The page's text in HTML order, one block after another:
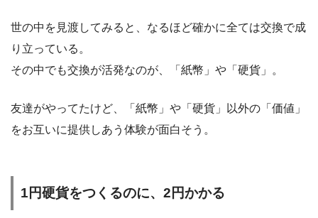
世の中を見渡してみると、なるほど確かに全ては交換で成
り立っている。
その中でも交換が活発なのが、「紙幣」や「硬貨」。
友達がやってたけど、「紙幣」や「硬貨」以外の「価値」
をお互いに提供しあう体験が面白そう。
1円硬貨をつくるのに、2円かかる